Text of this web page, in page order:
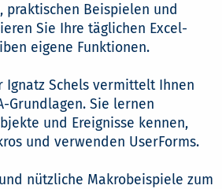
praktischen Beispielen und
Sie Ihre täglichen Excel-
eigene Funktionen.
Ignatz Schels vermittelt Ihnen
Grundlagen. Sie lernen
und Ereignisse kennen,
und verwenden UserForms.
nützliche Makrobeispiele zum